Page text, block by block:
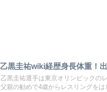
乙黒圭祐wiki経歴身長体重！
乙黒圭祐選手は東京オリンピックの
父親の勧めで4歳からレスリングを